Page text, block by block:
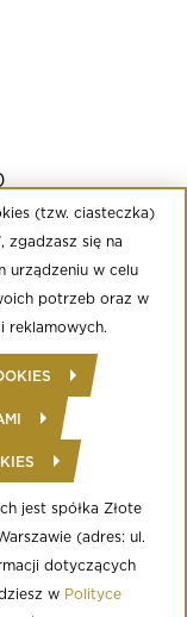
seansu
(tzw. ciasteczka)
zgadzasz się na
urządzeniu w celu
potrzeb oraz w
reklamowych.
jest spółka Złote
(adres: ul.
dotyczących
w Polityce